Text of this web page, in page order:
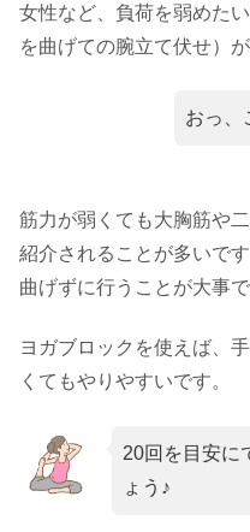
女性など、負荷を弱めた
を曲げての腕立て伏せ）
おっ、
筋力が弱くても大胸筋や
紹介されることが多いで
曲げずに行うことが大事で
ヨガブロックを使えば、
くてもやりやすいです。
20回を目安に
ょう♪